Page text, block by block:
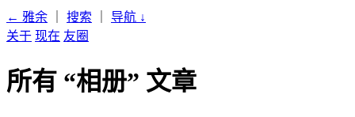
← 雅余 搜索 导航 ↓
关于 现在 友圈
所有 “相册” 文章